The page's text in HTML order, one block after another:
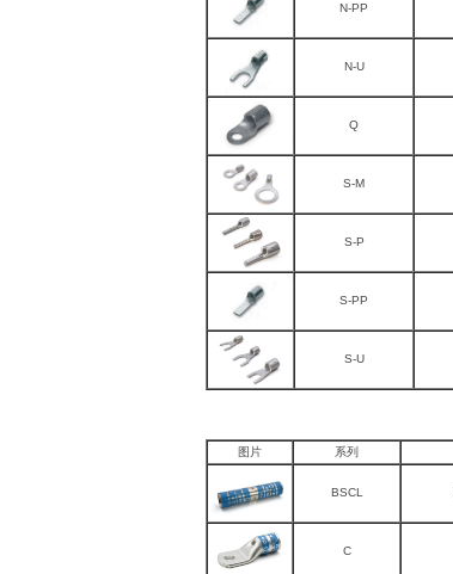
N-PP
N-U
Q
S-M
S-P
S-PP
S-U
图片 系列
BSCL
C